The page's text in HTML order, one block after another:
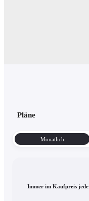
Pläne
Monatlich
Immer im Kaufpreis